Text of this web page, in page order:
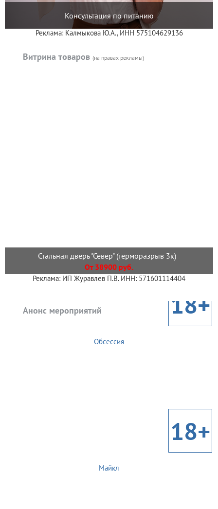
Консультация по питанию
Реклама: Калмыкова Ю.А., ИНН 575104629136
Витрина товаров (на правах рекламы)
Стальная дверь "Север" (терморазрыв 3к)
От 38900 руб.
Реклама: ИП Журавлев П.В. ИНН: 571601114404
Анонс мероприятий 18+
Обсессия
18+
Майкл